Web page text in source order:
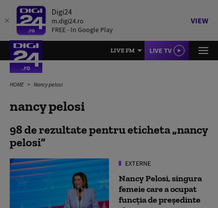
Digi24
m.digi24.ro
FREE - In Google Play
VIEW
LIVE FM LIVE TV
HOME Nancy pelosi
nancy pelosi
98 de rezultate pentru eticheta nancy
pelosi
EXTERNE
Nancy Pelosi, singura
femeie care a ocupat
funcţia de preşedinte